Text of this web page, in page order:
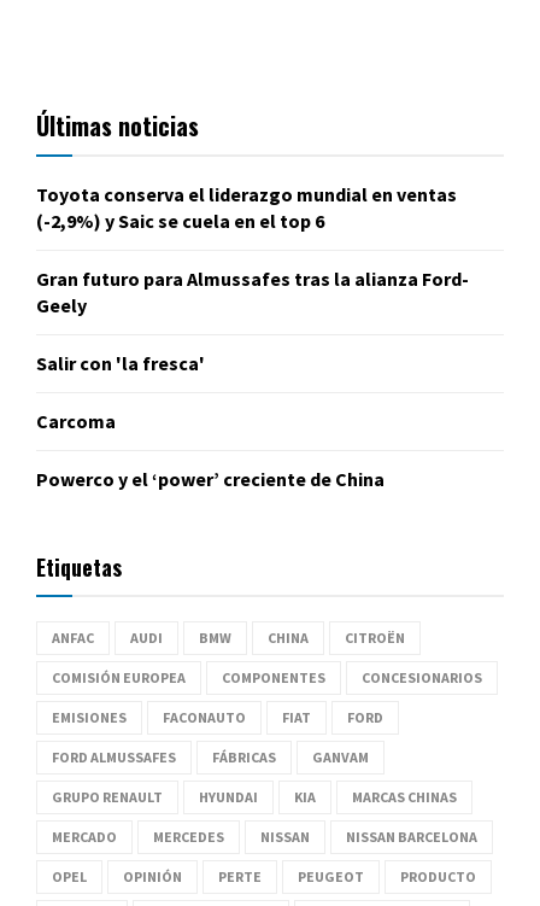
Últimas noticias
Toyota conserva el liderazgo mundial en ventas
(-2,9%) y Saic se cuela en el top 6
Gran futuro para Almussafes tras la alianza Ford-
Geely
Salir con 'la fresca'
Carcoma
Powerco y el ‘power’ creciente de China
Etiquetas
ANFAC AUDI BMW CHINA CITROËN
COMISIÓN EUROPEA COMPONENTES CONCESIONARIOS
EMISIONES FACONAUTO FIAT FORD
FORD ALMUSSAFES FÁBRICAS GANVAM
GRUPO RENAULT HYUNDAI KIA MARCAS CHINAS
MERCADO MERCEDES NISSAN NISSAN BARCELONA
OPEL OPINIÓN PERTE PEUGEOT PRODUCTO